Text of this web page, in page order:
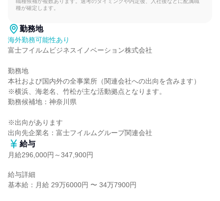
種が確定します。
勤務地
海外勤務可能性あり
富士フイルムビジネスイノベーション株式会社
勤務地
本社および国内外の全事業所（関連会社への出向を含みます）
※横浜、海老名、竹松が主な活動拠点となります。
勤務候補地：神奈川県
※出向があります
出向先企業名：富士フイルムグループ関連会社
給与
月給296,000円～347,900円
給与詳細
基本給：月給 29万6000円 〜 34万7900円